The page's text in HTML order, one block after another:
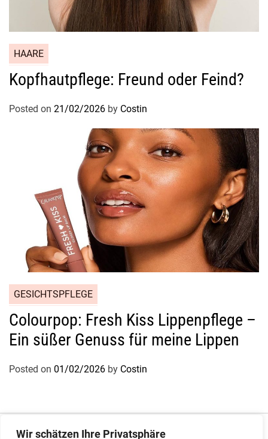
Wir schätzen Ihre Privatsphäre
HAARE
Kopfhautpflege: Freund oder Feind?
Posted on 21/02/2026 by Costin
GESICHTSPFLEGE
Colourpop: Fresh Kiss Lippenpflege –
Ein süßer Genuss für meine Lippen
Posted on 01/02/2026 by Costin